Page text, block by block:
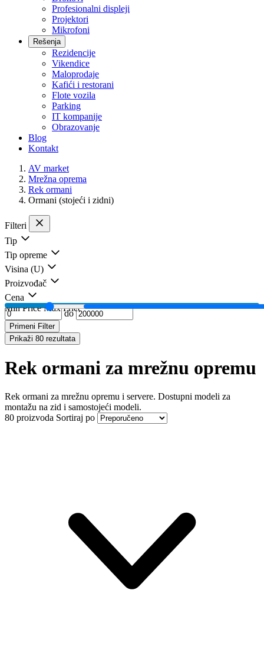
Profesionalni displeji
Projektori
Mikrofoni
Rešenja
Rezidencije
Vikendice
Maloprodaje
Kafići i restorani
Flote vozila
Parking
IT kompanije
Obrazovanje
Blog
Kontakt
AV market
Mrežna oprema
Rek ormani
Ormani (stojeći i zidni)
Filteri
Tip
Tip opreme
Visina (U)
Proizvođač
Cena
Min Price Max Price
do
Primeni Filter
Prikaži 80 rezultata
Rek ormani za mrežnu opremu
Rek ormani za mrežnu opremu i servere. Dostupni modeli za
montažu na zid i samostojeći modeli.
80 proizvoda Sortiraj po